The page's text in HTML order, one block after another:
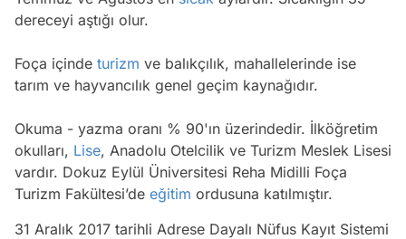
dereceyi aştığı olur.
Foça içinde turizm ve balıkçılık, mahallelerinde ise
tarım ve hayvancılık genel geçim kaynağıdır.
Okuma - yazma oranı % 90'ın üzerindedir. İlköğretim
okulları, Lise, Anadolu Otelcilik ve Turizm Meslek Lisesi
vardır. Dokuz Eylül Üniversitesi Reha Midilli Foça
Turizm Fakültesi’de eğitim ordusuna katılmıştır.
31 Aralık 2017 tarihli Adrese Dayalı Nüfus Kayıt Sistemi